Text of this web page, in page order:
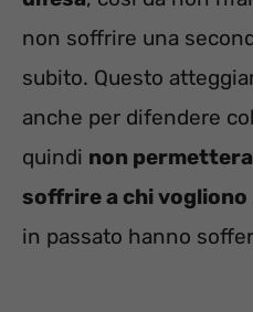
non soffrire una
subito. Questo
anche per difendere
quindi non
soffrire a chi vogliono
in passato hanno